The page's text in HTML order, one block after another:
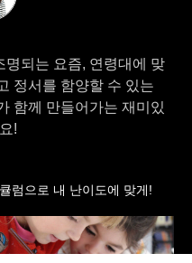
명되는 요즘, 연령대에 맞
정서를 함양할 수 있는
함께 만들어가는 재미있
!
럼으로 내 난이도에 맞게!